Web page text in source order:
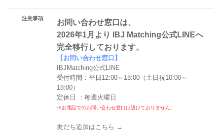
注意事項
お問い合わせ窓口は、
2026年1月より IBJ Matching公式LINEへ
完全移行しております。
【お問い合わせ窓口】
IBJMatching公式LINE
受付時間：平日12:00～18:00（土日祝10:00～
18:00）
定休日 ：毎週火曜日
※お電話でのお問い合わせ窓口は設けておりません。
友だち追加はこちら →